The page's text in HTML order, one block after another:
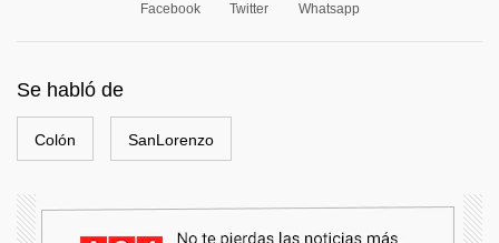
Facebook Twitter Whatsapp
Se habló de
Colón SanLorenzo